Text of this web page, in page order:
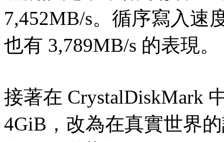
7,452MB/s。循序寫入速
也有 3,789MB/s 的表現。
接著在 CrystalDiskMark
4GiB，改為在真實世界